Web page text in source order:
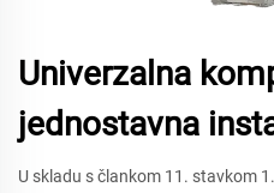
Univerzalna
jednostavna
U skladu s člankom 11. stavkom